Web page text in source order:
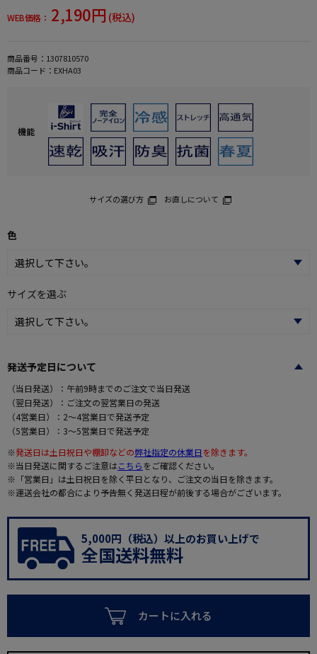
WEB価格： 2,190円 (税込)
商品番号： 1307810570
商品コード： EXHA03
機能
サイズの選び方 お直しについて
色
サイズを選ぶ
発送予定日について
（当日発送）：午前9時までのご注文で当日発送
（翌日発送）：ご注文の翌営業日の発送
（4営業日）：2～4営業日で発送予定
（5営業日）：3～5営業日で発送予定
※発送日は土日祝日や棚卸などの弊社指定の休業日を除きます。
※当日発送に関するご注意はこちらをご確認ください。
※「営業日」は土日祝日を除く平日となり、ご注文の当日を除きます。
※運送会社の都合により予告無く発送日程が前後する場合がございます。
5,000円（税込）以上のお買い上げで
全国送料無料
カートに入れる